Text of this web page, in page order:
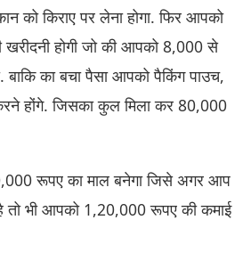
को किराए पर लेना होगा. फिर आपको
खरीदनी होगी जो की आपको 8,000 से
का बचा पैसा आपको पैकिंग पाउच,
होंगे. जिसका कुल मिला कर 80,000
रूपए का माल बनेगा जिसे अगर आप
तो भी आपको 1,20,000 रूपए की कमाई